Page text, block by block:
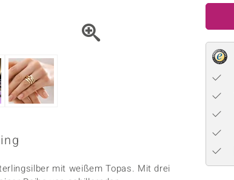
mit weißem Topas. Mit drei